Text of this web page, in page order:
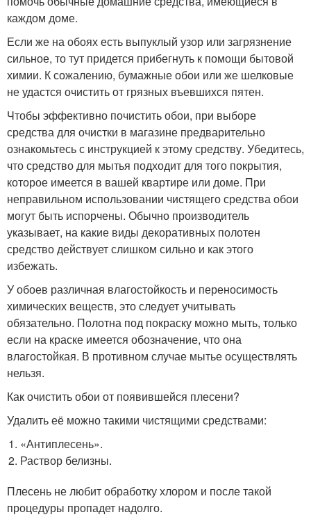
каждом доме.
Если же на обоях есть выпуклый узор или загрязнение
сильное, то тут придется прибегнуть к помощи бытовой
химии. К сожалению, бумажные обои или же шелковые
не удастся очистить от грязных въевшихся пятен.
Чтобы эффективно почистить обои, при выборе
средства для очистки в магазине предварительно
ознакомьтесь с инструкцией к этому средству. Убедитесь,
что средство для мытья подходит для того покрытия,
которое имеется в вашей квартире или доме. При
неправильном использовании чистящего средства обои
могут быть испорчены. Обычно производитель
указывает, на какие виды декоративных полотен
средство действует слишком сильно и как этого
избежать.
У обоев различная влагостойкость и переносимость
химических веществ, это следует учитывать
обязательно. Полотна под покраску можно мыть, только
если на краске имеется обозначение, что она
влагостойкая. В противном случае мытье осуществлять
нельзя.
Как очистить обои от появившейся плесени?
Удалить её можно такими чистящими средствами:
«Антиплесень».
Раствор белизны.
Плесень не любит обработку хлором и после такой
процедуры пропадет надолго.